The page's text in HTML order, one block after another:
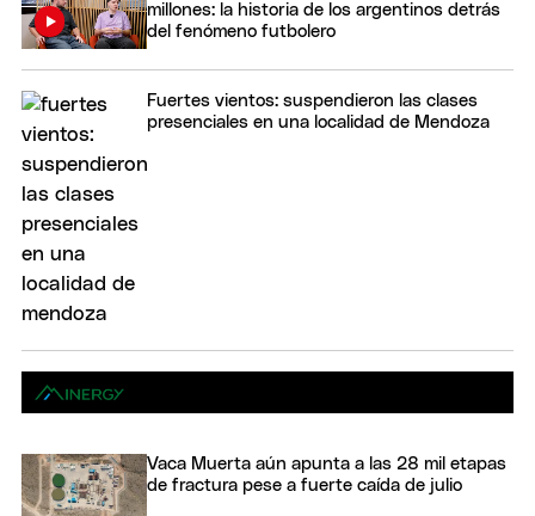
millones: la historia de los argentinos detrás
del fenómeno futbolero
Fuertes vientos: suspendieron las clases
presenciales en una localidad de Mendoza
Vaca Muerta aún apunta a las 28 mil etapas
de fractura pese a fuerte caída de julio